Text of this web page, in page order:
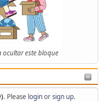
este bloque
. Please loginorsign up.